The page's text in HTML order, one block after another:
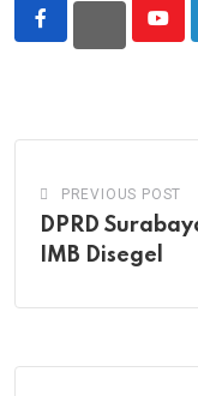
PREVIOUS POST
DPRD
IMB Disegel